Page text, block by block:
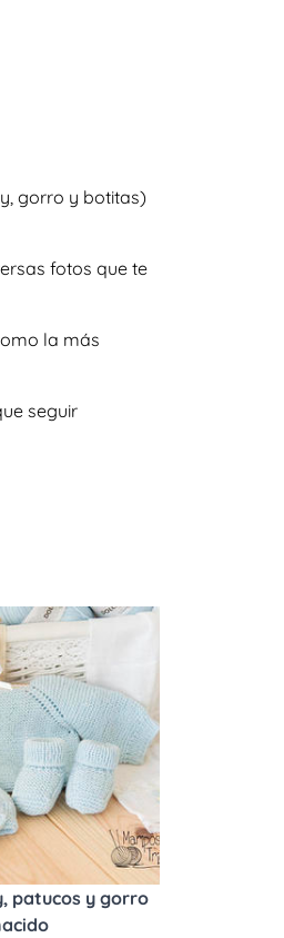
gorro y botitas)
fotos que te
la más
seguir
patucos y gorro